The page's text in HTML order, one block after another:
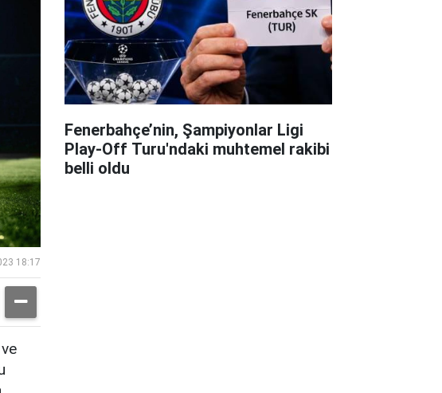
18:17
Fenerbahçe’nin, Şampiyonlar Ligi
Play-Off Turu'ndaki muhtemel rakibi
belli oldu